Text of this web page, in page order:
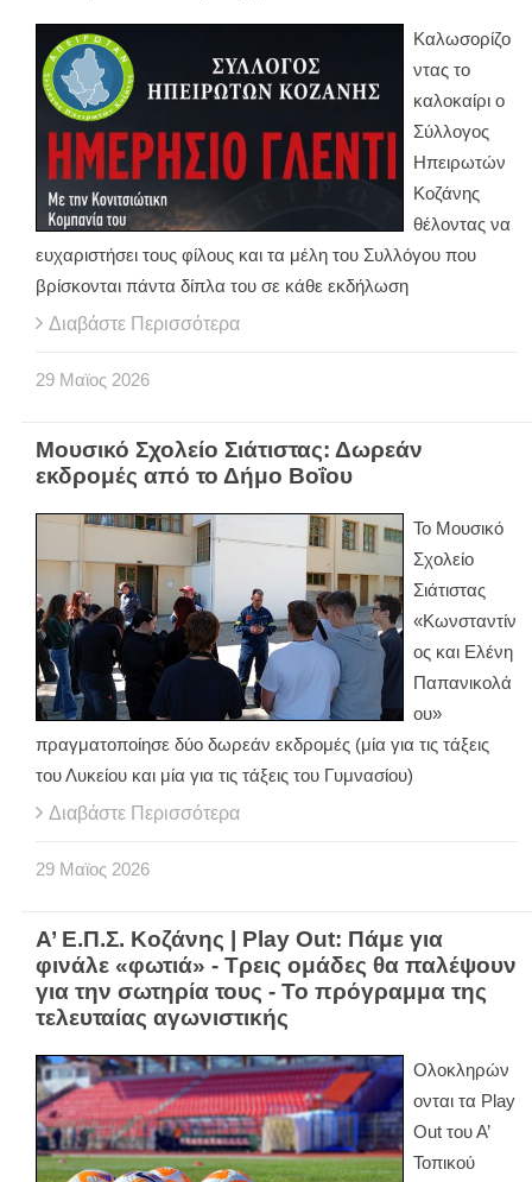
Καλωσορίζο
ντας το
καλοκαίρι ο
Σύλλογος
Ηπειρωτών
Κοζάνης
θέλοντας να
ευχαριστήσει τους φίλους και τα μέλη του Συλλόγου που
βρίσκονται πάντα δίπλα του σε κάθε εκδήλωση
Διαβάστε Περισσότερα
29 Μαϊος 2026
Μουσικό Σχολείο Σιάτιστας: Δωρεάν
εκδρομές από το Δήμο Βοΐου
Το Μουσικό
Σχολείο
Σιάτιστας
«Κωνσταντίν
ος και Ελένη
Παπανικολά
ου»
πραγματοποίησε δύο δωρεάν εκδρομές (μία για τις τάξεις
του Λυκείου και μία για τις τάξεις του Γυμνασίου)
Διαβάστε Περισσότερα
29 Μαϊος 2026
Α’ Ε.Π.Σ. Κοζάνης | Play Out: Πάμε για
φινάλε «φωτιά» - Τρεις ομάδες θα παλέψουν
για την σωτηρία τους - Το πρόγραμμα της
τελευταίας αγωνιστικής
Ολοκληρών
ονται τα Play
Out του Α’
Τοπικού